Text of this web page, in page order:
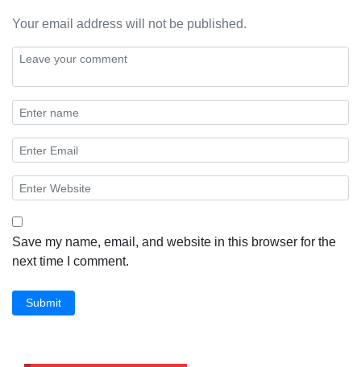
Your email address will not be published.
Save my name, email, and website in this browser for the
next time I comment.
Submit